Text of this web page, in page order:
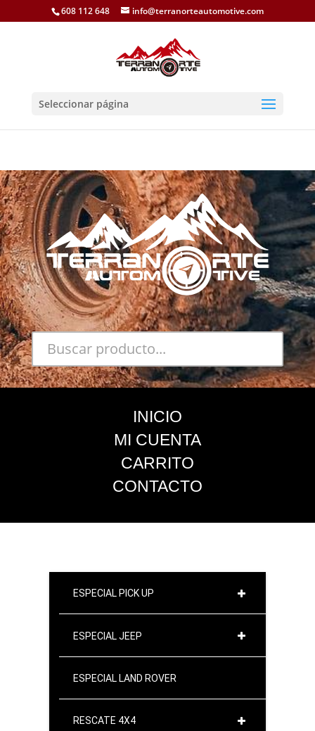
608 112 648 info@terranorteautomotive.com
Seleccionar página
INICIO
MI CUENTA
CARRITO
CONTACTO
ESPECIAL PICK UP
ESPECIAL JEEP
ESPECIAL LAND ROVER
RESCATE 4X4